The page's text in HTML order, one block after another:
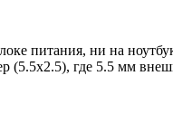
питания, ни на
(5.5x2.5), где 5.5 мм